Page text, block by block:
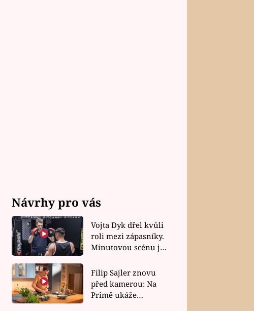
Návrhy pro vás
Vojta Dyk dřel kvůli
roli mezi zápasníky.
Minutovou scénu jel
Filip Sajler znovu
před kamerou: Na
Primě ukáže